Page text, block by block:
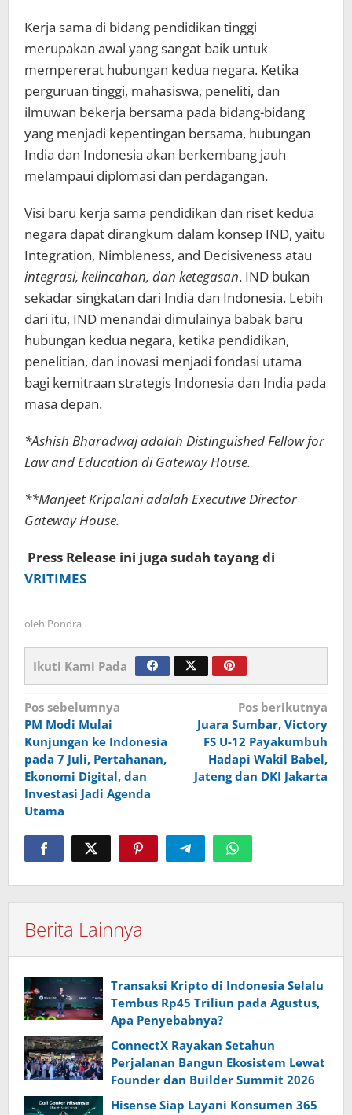
Kerja sama di bidang pendidikan tinggi
merupakan awal yang sangat baik untuk
mempererat hubungan kedua negara. Ketika
perguruan tinggi, mahasiswa, peneliti, dan
ilmuwan bekerja bersama pada bidang-bidang
yang menjadi kepentingan bersama, hubungan
India dan Indonesia akan berkembang jauh
melampaui diplomasi dan perdagangan.
Visi baru kerja sama pendidikan dan riset kedua
negara dapat dirangkum dalam konsep IND, yaitu
Integration, Nimbleness, and Decisiveness atau
integrasi, kelincahan, dan ketegasan. IND bukan
sekadar singkatan dari India dan Indonesia. Lebih
dari itu, IND menandai dimulainya babak baru
hubungan kedua negara, ketika pendidikan,
penelitian, dan inovasi menjadi fondasi utama
bagi kemitraan strategis Indonesia dan India pada
masa depan.
*Ashish Bharadwaj adalah Distinguished Fellow for
Law and Education di Gateway House.
**Manjeet Kripalani adalah Executive Director
Gateway House.
Press Release ini juga sudah tayang di
VRITIMES
oleh Pondra
Ikuti Kami Pada
Navigasi
pos
Pos sebelumnya
PM Modi Mulai
Kunjungan ke Indonesia
pada 7 Juli, Pertahanan,
Ekonomi Digital, dan
Investasi Jadi Agenda
Utama
Pos berikutnya
Juara Sumbar, Victory
FS U-12 Payakumbuh
Hadapi Wakil Babel,
Jateng dan DKI Jakarta
Berita Lainnya
Transaksi Kripto di Indonesia Selalu
Tembus Rp45 Triliun pada Agustus,
Apa Penyebabnya?
ConnectX Rayakan Setahun
Perjalanan Bangun Ekosistem Lewat
Founder dan Builder Summit 2026
Hisense Siap Layani Konsumen 365